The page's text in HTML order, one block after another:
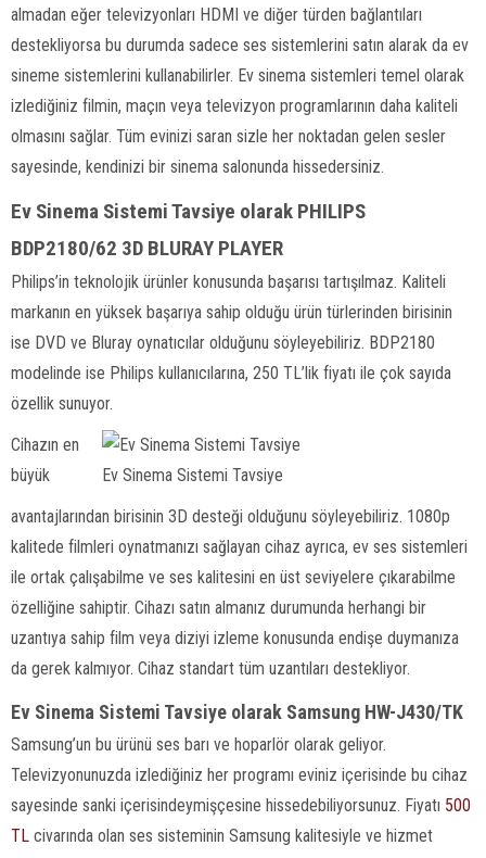
almadan eğer televizyonları HDMI ve diğer türden bağlantıları
destekliyorsa bu durumda sadece ses sistemlerini satın alarak da ev
sineme sistemlerini kullanabilirler. Ev sinema sistemleri temel olarak
izlediğiniz filmin, maçın veya televizyon programlarının daha kaliteli
olmasını sağlar. Tüm evinizi saran sizle her noktadan gelen sesler
sayesinde, kendinizi bir sinema salonunda hissedersiniz.
Ev Sinema Sistemi Tavsiye olarak PHILIPS
BDP2180/62 3D BLURAY PLAYER
Philips’in teknolojik ürünler konusunda başarısı tartışılmaz. Kaliteli
markanın en yüksek başarıya sahip olduğu ürün türlerinden birisinin
ise DVD ve Bluray oynatıcılar olduğunu söyleyebiliriz. BDP2180
modelinde ise Philips kullanıcılarına, 250 TL’lik fiyatı ile çok sayıda
özellik sunuyor.
Ev Sinema Sistemi Tavsiye
Cihazın en
büyük
avantajlarından birisinin 3D desteği olduğunu söyleyebiliriz. 1080p
kalitede filmleri oynatmanızı sağlayan cihaz ayrıca, ev ses sistemleri
ile ortak çalışabilme ve ses kalitesini en üst seviyelere çıkarabilme
özelliğine sahiptir. Cihazı satın almanız durumunda herhangi bir
uzantıya sahip film veya diziyi izleme konusunda endişe duymanıza
da gerek kalmıyor. Cihaz standart tüm uzantıları destekliyor.
Ev Sinema Sistemi Tavsiye olarak Samsung HW-J430/TK
Samsung’un bu ürünü ses barı ve hoparlör olarak geliyor.
Televizyonunuzda izlediğiniz her programı eviniz içerisinde bu cihaz
sayesinde sanki içerisindeymişçesine hissedebiliyorsunuz. Fiyatı 500
TL civarında olan ses sisteminin Samsung kalitesiyle ve hizmet